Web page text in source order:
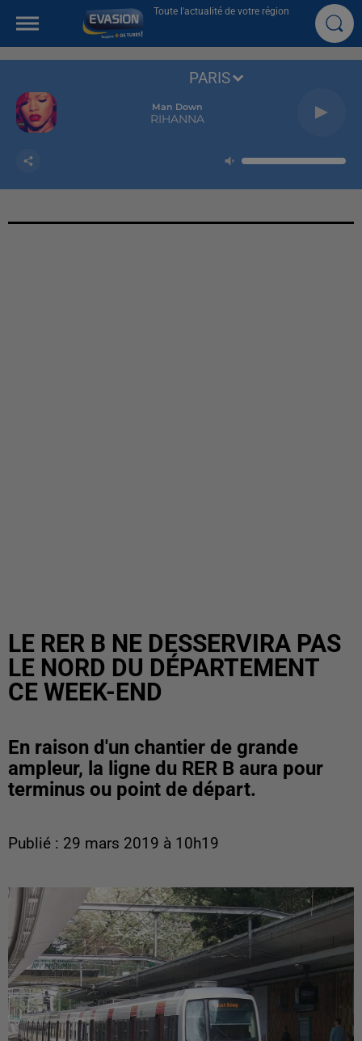
Toute l'actualité de votre région
Man Down
RIHANNA
PARIS
LE RER B NE DESSERVIRA PAS
LE NORD DU DÉPARTEMENT
CE WEEK-END
En raison d'un chantier de grande
ampleur, la ligne du RER B aura pour
terminus ou point de départ.
Publié : 29 mars 2019 à 10h19